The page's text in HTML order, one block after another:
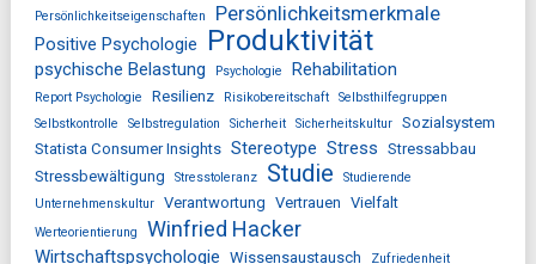
Persönlichkeitseigenschaften Persönlichkeitsmerkmale
Positive Psychologie Produktivität
psychische Belastung Psychologie Rehabilitation
Report Psychologie Resilienz Risikobereitschaft
Selbsthilfegruppen
Selbstkontrolle
Selbstregulation Sicherheit Sicherheitskultur
Sozialsystem
Statista Consumer Insights Stereotype Stress Stressabbau
Stressbewältigung
Stresstoleranz Studie
Studierende
Unternehmenskultur
Verantwortung Vertrauen Vielfalt
Werteorientierung Winfried Hacker
Wirtschaftspsychologie Wissensaustausch Zufriedenheit